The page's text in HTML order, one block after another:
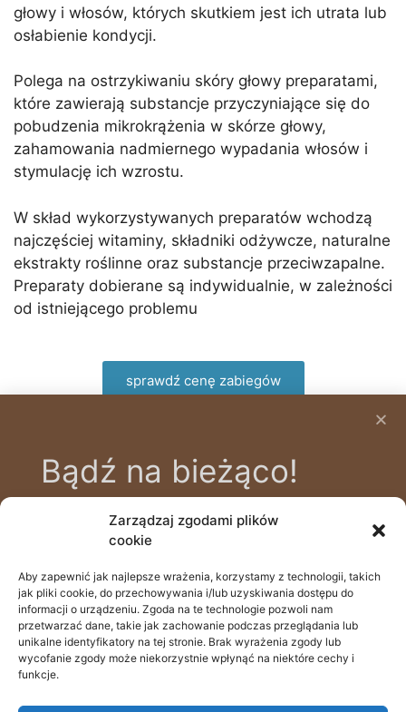
Zarządzaj zgodami plików
cookie
Aby zapewnić jak najlepsze wrażenia, korzystamy z technologii, takich
jak pliki cookie, do przechowywania i/lub uzyskiwania dostępu do
informacji o urządzeniu. Zgoda na te technologie pozwoli nam
przetwarzać dane, takie jak zachowanie podczas przeglądania lub
unikalne identyfikatory na tej stronie. Brak wyrażenia zgody lub
wycofanie zgody może niekorzystnie wpłynąć na niektóre cechy i
funkcje.
głowy i włosów, których skutkiem jest ich utrata lub
osłabienie kondycji.
Polega na ostrzykiwaniu skóry głowy preparatami,
które zawierają substancje przyczyniające się do
pobudzenia mikrokrążenia w skórze głowy,
zahamowania nadmiernego wypadania włosów i
stymulację ich wzrostu.
W skład wykorzystywanych preparatów wchodzą
najczęściej witaminy, składniki odżywcze, naturalne
ekstrakty roślinne oraz substancje przeciwzapalne.
Preparaty dobierane są indywidualnie, w zależności
od istniejącego problemu
sprawdź cenę zabiegów
505 111 690
Batalionów Chłopskich 39a, 70-764 Szczecin
recepcja@odstopdoglow.com
Bądź na bieżąco!
Zapisz się na bezpłatny newsletter, aby
być na bieżąco z nowinkami i poradami
zdrowotnymi, prowadzonymi przez
naszych specjalistów.